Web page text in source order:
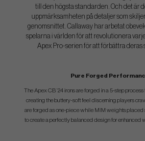
till den högsta standarden. Och det är
uppmärksamheten på detaljer som
genomsnittet. Callaway har arbetat
spelarna i världen för att revolutionera
Apex Pro-serien för att förbättra deras
Pure Forged
The Apex CB ’24 irons are forged in a 5-step process
creating the buttery-soft feel discerning players
are forged as one-piece while MIM weights placed
to create a perfectly balanced design for enhanced